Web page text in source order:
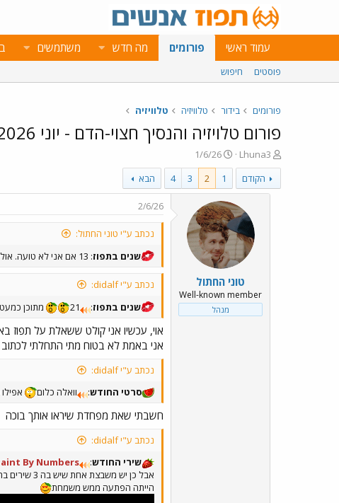
עמוד ראשי פורומים מה חדש משתמשים
פוסטים חיפוש
פורומים בידור טלוויזיה טלוויזיה
פורום טלויזיה והנסיך חצוי-הדם - יוני 2026 - שרשור חודשי 6️⃣/2️⃣0️⃣2️⃣6️⃣
פ
ו
ת
ח
Lhuna3
פ
ו
ס
ם
ב
ת
א
ר
י
ך
1/6/26
הקודם
1
2
3
4 הבא
טוני החתול
Well-known member
מנהל
2/6/26
נכתב ע"י טוני החתול:
שנים בתפוז: 13 אם אני לא טועה. אולי 14. אין לי כוח לבדוק
נכתב ע"י didalf:
שנים בתפוז:
21 מתוכן כמעט 12 בפורום
אוי, עכשיו אני קולט ששאלת על תפוז
אני באמת לא בטוח מתי התחלתי לכתוב בתפוז -
נכתב ע"י didalf:
סרטי החודש: וואלה כלום
חשבתי שאת מפחדת שיראו אותך בוכה
נכתב ע"י didalf:
שירי החודש:
By Numbers
הייתה הפתעה ממש משמחת